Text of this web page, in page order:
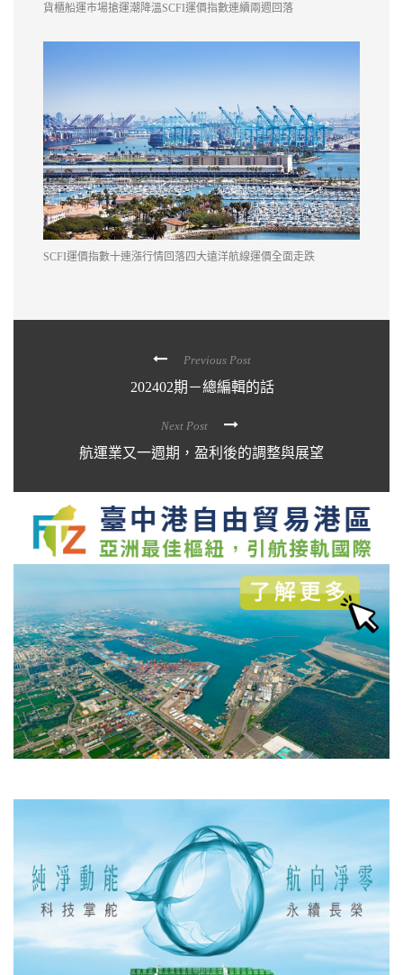
Previous Post
202402期－總編輯的話
Next Post
航運業又一週期，盈利後的調整與展望
貨櫃船運市場搶運潮降溫SCFI運價指數連續兩週回落
SCFI運價指數十連漲行情回落四大遠洋航線運價全面走跌